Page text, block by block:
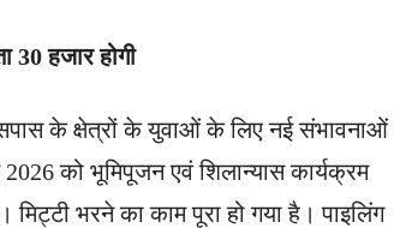
30 हजार होगी
के क्षेत्रों के युवाओं के लिए नई संभावनाओं
को भूमिपूजन एवं शिलान्यास कार्यक्रम
भरने का काम पूरा हो गया है। पाइलिंग